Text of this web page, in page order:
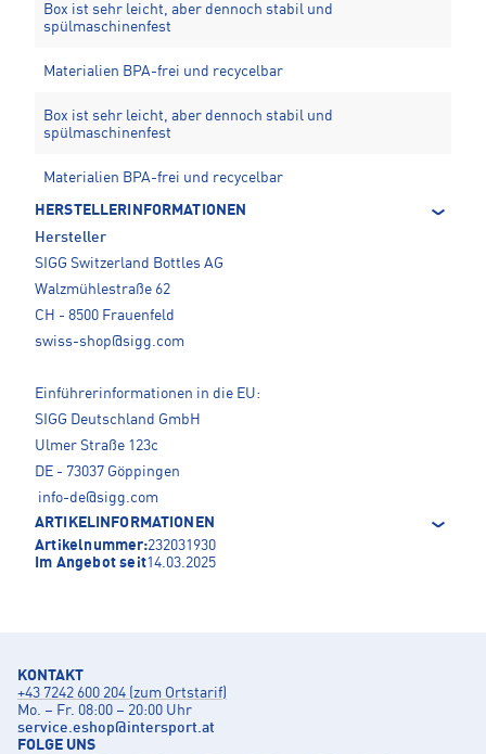
Box ist sehr leicht, aber dennoch stabil und
spülmaschinenfest
Materialien BPA-frei und recycelbar
Box ist sehr leicht, aber dennoch stabil und
spülmaschinenfest
Materialien BPA-frei und recycelbar
HERSTELLERINFORMATIONEN
Hersteller
SIGG Switzerland Bottles AG
Walzmühlestraße 62
CH - 8500 Frauenfeld
swiss-shop@sigg.com
Einführerinformationen in die EU:
SIGG Deutschland GmbH
Ulmer Straße 123c
DE - 73037 Göppingen
info-de@sigg.com
ARTIKELINFORMATIONEN
Artikelnummer:232031930
Im Angebot seit14.03.2025
KONTAKT
+43 7242 600 204 (zum Ortstarif)
Mo. – Fr. 08:00 – 20:00 Uhr
service.eshop@intersport.at
FOLGE UNS